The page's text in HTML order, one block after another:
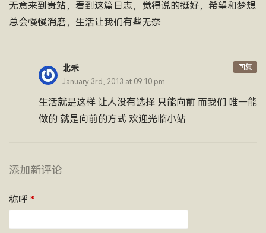
无意来到贵站，看到这篇日志，觉得说的挺好，希望和梦想
总会慢慢消磨，生活让我们有些无奈
北禾
January 3rd, 2013 at 09:10 pm
生活就是这样 让人没有选择 只能向前 而我们 唯一能
做的 就是向前的方式 欢迎光临小站
回复
添加新评论
称呼 *